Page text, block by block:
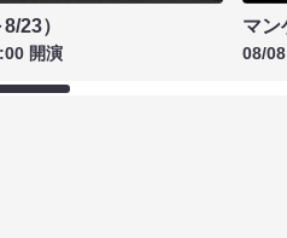
23）
開演
マン
08/